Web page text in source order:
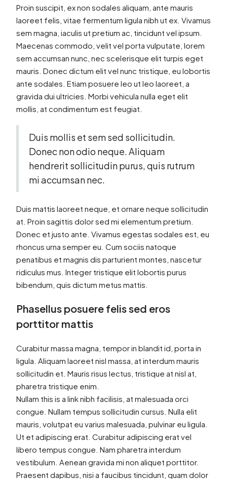
Proin suscipit, ex non sodales aliquam, ante mauris
laoreet felis, vitae fermentum ligula nibh ut ex. Vivamus
sem magna, iaculis ut pretium ac, tincidunt vel ipsum.
Maecenas commodo, velit vel porta vulputate, lorem
sem accumsan nunc, nec scelerisque elit turpis eget
mauris. Donec dictum elit vel nunc tristique, eu lobortis
ante sodales. Etiam posuere leo ut leo laoreet, a
gravida dui ultricies. Morbi vehicula nulla eget elit
mollis, at condimentum est feugiat.
Duis mollis et sem sed sollicitudin.
Donec non odio neque. Aliquam
hendrerit sollicitudin purus, quis rutrum
mi accumsan nec.
Duis mattis laoreet neque, et ornare neque sollicitudin
at. Proin sagittis dolor sed mi elementum pretium.
Donec et justo ante. Vivamus egestas sodales est, eu
rhoncus urna semper eu. Cum sociis natoque
penatibus et magnis dis parturient montes, nascetur
ridiculus mus. Integer tristique elit lobortis purus
bibendum, quis dictum metus mattis.
Phasellus posuere felis sed eros
porttitor mattis
Curabitur massa magna, tempor in blandit id, porta in
ligula. Aliquam laoreet nisl massa, at interdum mauris
sollicitudin et. Mauris risus lectus, tristique at nisl at,
pharetra tristique enim.
Nullam this is a link nibh facilisis, at malesuada orci
congue. Nullam tempus sollicitudin cursus. Nulla elit
mauris, volutpat eu varius malesuada, pulvinar eu ligula.
Ut et adipiscing erat. Curabitur adipiscing erat vel
libero tempus congue. Nam pharetra interdum
vestibulum. Aenean gravida mi non aliquet porttitor.
Praesent dapibus, nisi a faucibus tincidunt, quam dolor